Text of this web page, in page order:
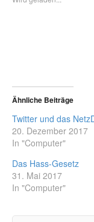
Ähnliche Beiträge
Twitter und das
20. Dezember 2017
In "Computer"
Das Hass-Gesetz
31. Mai 2017
In "Computer"